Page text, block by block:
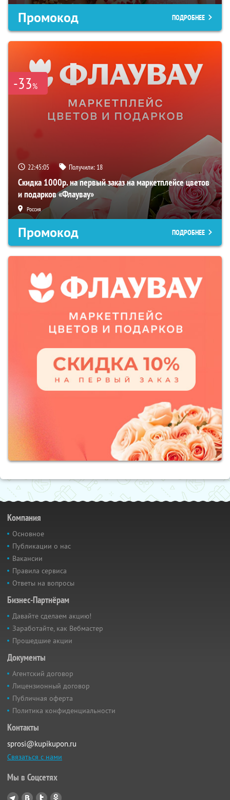
Промокод ПОДРОБНЕЕ
-33%
22:45:04 Получили: 18
Скидка 1000р. на первый заказ на маркетплейсе цветов
и подарков «Флаувау»
Россия
Промокод ПОДРОБНЕЕ
Компания
Основное
Публикации о нас
Вакансии
Правила сервиса
Ответы на вопросы
Бизнес-Партнёрам
Давайте сделаем акцию!
Заработайте, как Вебмастер
Прошедшие акции
Документы
Агентский договор
Лицензионный договор
Публичная оферта
Политика конфиденциальности
Контакты
sprosi@kupikupon.ru
Связаться с нами
Мы в Соцсетях